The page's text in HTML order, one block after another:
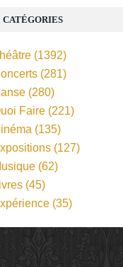
CATÉGORIES
(1392)
(281)
(280)
Faire (221)
(135)
(127)
(62)
(45)
(35)